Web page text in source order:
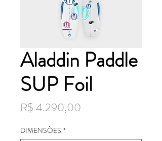
Aladdin Paddle
SUP Foil
R$ 4.290,00
DIMENSÕES *